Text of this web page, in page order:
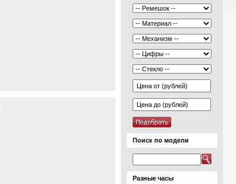
Поиск по модели
Разные часы